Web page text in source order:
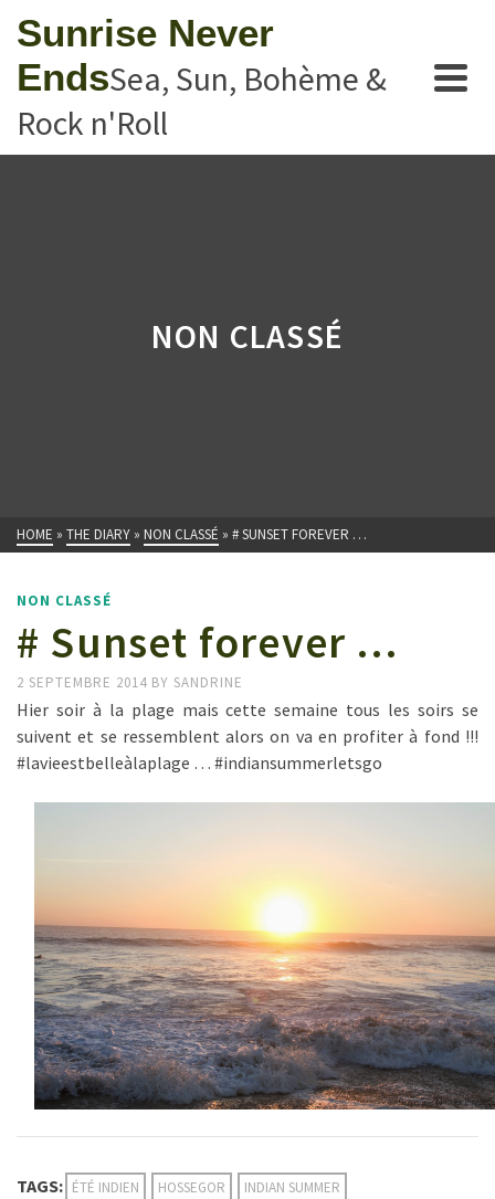
Sunrise Never
EndsSea, Sun, Bohème &
Rock n'Roll
NON CLASSÉ
HOME » THE DIARY » NON CLASSÉ » # SUNSET FOREVER …
NON CLASSÉ
# Sunset forever …
2 SEPTEMBRE 2014 BY SANDRINE
Hier soir à la plage mais cette semaine tous les soirs se
suivent et se ressemblent alors on va en profiter à fond !!!
#lavieestbelleàlaplage … #indiansummerletsgo
TAGS: ÉTÉ INDIEN HOSSEGOR
INDIAN SUMMER